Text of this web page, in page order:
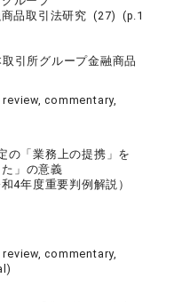
商品取引法研究 (27) (p.1
引所グループ金融商品
commentary,
の「業務上の提携」を
」の意義
4年度重要判例解説）
commentary,